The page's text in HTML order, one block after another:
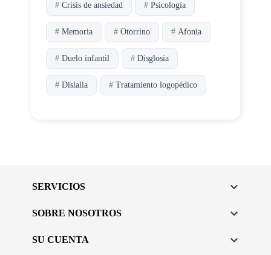
# Crisis de ansiedad # Psicología
# Memoria # Otorrino # Afonia
# Duelo infantil # Disglosia
# Dislalia # Tratamiento logopédico
SERVICIOS 
SOBRE NOSOTROS 
SU CUENTA 